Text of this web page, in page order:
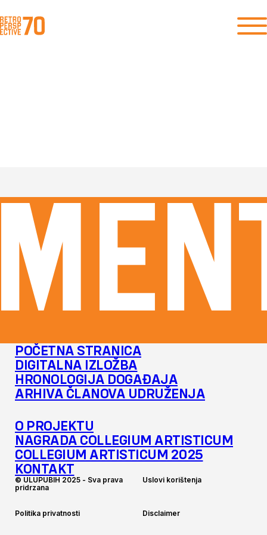
POČETNA STRANICA
DIGITALNA IZLOŽBA
HRONOLOGIJA DOGAĐAJA
ARHIVA ČLANOVA UDRUŽENJA
O PROJEKTU
NAGRADA COLLEGIUM ARTISTICUM
COLLEGIUM ARTISTICUM 2025
KONTAKT
© ULUPUBIH 2025 - Sva prava
pridrzana
Uslovi korištenja
Politika privatnosti Disclaimer